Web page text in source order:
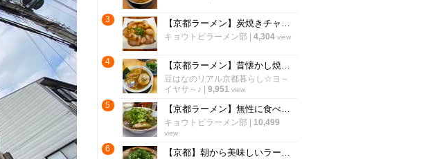
3 【京都ラーメン】炭焼きチャーシューの衝撃！名店の系譜を継ぐ実力店「麺屋 大ちゃん」
キョウトピラーメン部 4,304 view
4 【京都ラーメン】昔懐かし焼豚＆後乗せ青ネギ！太秦映画村スグの人気店「ラーメンてんぐ」
豆はなのリアル京都暮らし☆ヨ～
イヤサ～♪
9,951 view
5 【京都ラーメン】無性に食べたくなる老舗の一杯！限定メニューあり「新福菜館 天神川店」
キョウトピラーメン部 10,499
view
6 【京都】朝から美味しいラーメンが食べたい！“朝ラー”できるラーメン店【まとめ】